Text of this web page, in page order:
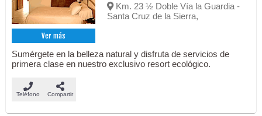
Ver más
Km. 23 ½ Doble Vía la Guardia -
Santa Cruz de la Sierra,
Sumérgete en la belleza natural y disfruta de servicios de
primera clase en nuestro exclusivo resort ecológico.
Teléfono Compartir